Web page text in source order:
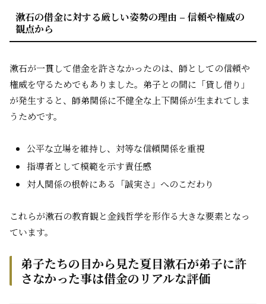
漱石の借金に対する厳しい姿勢の理由 – 信頼や権威の
観点から
漱石が一貫して借金を許さなかったのは、師としての信頼や
権威を守るためでもありました。弟子との間に「貸し借り」
が発生すると、師弟関係に不健全な上下関係が生まれてしま
うためです。
公平な立場を維持し、対等な信頼関係を重視
指導者として模範を示す責任感
対人関係の根幹にある「誠実さ」へのこだわり
これらが漱石の教育観と金銭哲学を形作る大きな要素となっ
ています。
弟子たちの目から見た夏目漱石が弟子に許
さなかった事は借金のリアルな評価